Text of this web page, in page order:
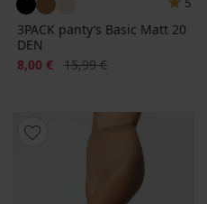
3PACK panty’s Basic Matt 20
DEN
Korting
8,00 € Oorspronkelijke prijs
15,99 €